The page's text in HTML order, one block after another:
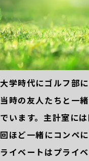
大学時代にゴルフ部
当時の友人たちと一
でいます。主計室に
回ほど一緒にコンペ
ライベートはプライ